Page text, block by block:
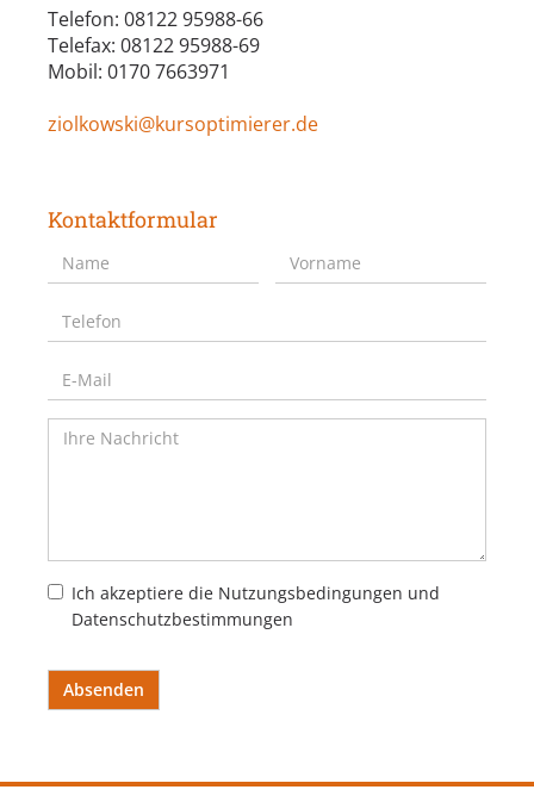
Telefon: 08122 95988-66
Telefax: 08122 95988-69
Mobil: 0170 7663971
ziolkowski@kursoptimierer.de
Kontaktformular
Ich akzeptiere die Nutzungsbedingungen und
Datenschutzbestimmungen
Absenden